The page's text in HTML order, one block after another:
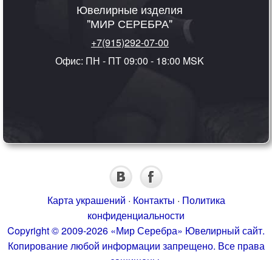
Ювелирные изделия
"МИР СЕРЕБРА"
+7(915)292-07-00
Офис: ПН - ПТ 09:00 - 18:00 MSK
Карта украшений · Контакты · Политика
конфиденциальности
Copyright © 2009-2026 «Мир Серебра» Ювелирный сайт.
Копирование любой информации запрещено. Все права